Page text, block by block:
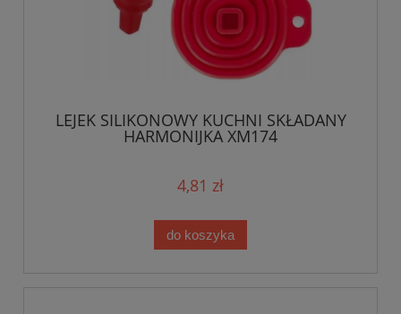
LEJEK SILIKONOWY KUCHNI SKŁADANY
HARMONIJKA XM174
4,81 zł
do koszyka